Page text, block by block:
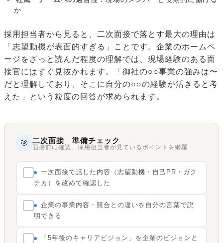
か
採用担当者から見ると、二次面接で落とす最大の理由は
「志望動機が表面的すぎる」ことです。企業のホームペ
ージをざっと読んだ程度の理解では、現場経験のある面
接官にはすぐ見抜かれます。「御社の○○事業の強みは〜
だと理解しており、そこに自分の○○の経験が活きると考
えた」という粒度の回答が求められます。
🎯 二次面接 準備チェック
面接前に確認。採用担当者が見ているポイントを網羅
一次面接で話した内容（志望動機・自己PR・ガク
チカ）を改めて確認した
企業の事業内容・競合との違いを自分の言葉で説
明できる
「5年後のキャリアビジョン」を企業のビジョンと